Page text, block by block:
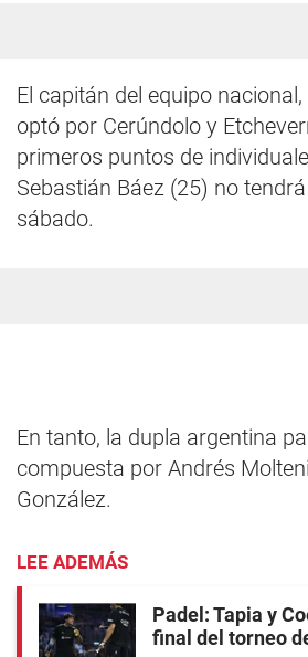
El capitán del equipo
optó por Cerúndolo y
primeros puntos de
Sebastián Báez (25) no
sábado.
En tanto, la dupla argentina
compuesta por Andrés
González.
LEE ADEMÁS
Padel: Tapia y
final del torneo